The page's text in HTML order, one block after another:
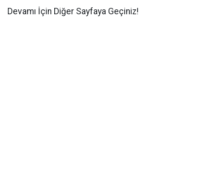
Devamı İçin Diğer Sayfaya Geçiniz!